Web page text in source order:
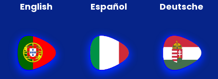
English Español Deutsche